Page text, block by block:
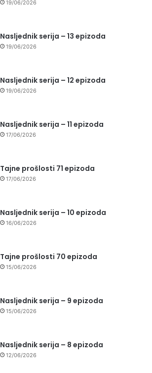
19/06/2026
Nasljednik serija – 13 epizoda
19/06/2026
Nasljednik serija – 12 epizoda
19/06/2026
Nasljednik serija – 11 epizoda
17/06/2026
Tajne prošlosti 71 epizoda
17/06/2026
Nasljednik serija – 10 epizoda
16/06/2026
Tajne prošlosti 70 epizoda
15/06/2026
Nasljednik serija – 9 epizoda
15/06/2026
Nasljednik serija – 8 epizoda
12/06/2026